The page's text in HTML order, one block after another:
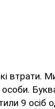
втрати.
9 осіб